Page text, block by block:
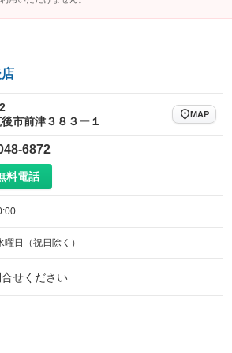
市前津３８３ー１
MAP
6872
料電話
曜日（祝日除く）
せください